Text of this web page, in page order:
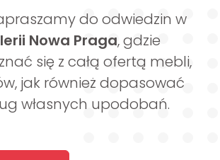
do odwiedzin w
Nowa Praga, gdzie
się z całą ofertą mebli,
jak również dopasować
własnych upodobań.